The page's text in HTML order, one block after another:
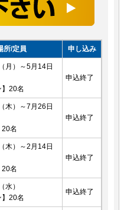
所/定員 申し込み
月）～5月14日
20名
申込終了
木）～7月26日
20名
申込終了
木）～2月14日
20名
申込終了
水）
20名
申込終了